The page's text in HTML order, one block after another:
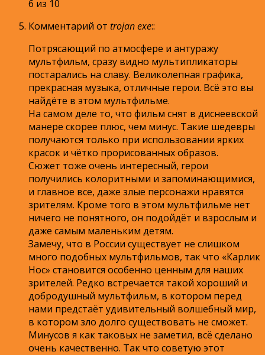
6 из 10
Комментарий от trojan exe::
Потрясающий по атмосфере и антуражу
мультфильм, сразу видно мультипликаторы
постарались на славу. Великолепная графика,
прекрасная музыка, отличные герои. Всё это вы
найдёте в этом мультфильме.
На самом деле то, что фильм снят в диснеевской
манере скорее плюс, чем минус. Такие шедевры
получаются только при использовании ярких
красок и чётко прорисованных образов.
Сюжет тоже очень интересный, герои
получились колоритными и запоминающимися,
и главное все, даже злые персонажи нравятся
зрителям. Кроме того в этом мультфильме нет
ничего не понятного, он подойдёт и взрослым и
даже самым маленьким детям.
Замечу, что в России существует не слишком
много подобных мультфильмов, так что «Карлик
Нос» становится особенно ценным для наших
зрителей. Редко встречается такой хороший и
добродушный мультфильм, в котором перед
нами предстаёт удивительный волшебный мир,
в котором зло долго существовать не сможет.
Минусов я как таковых не заметил, всё сделано
очень качественно. Так что советую этот